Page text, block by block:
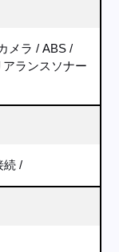
メラ
ABS
アランスソナー
続